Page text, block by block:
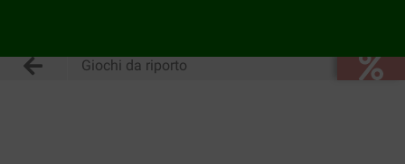
Giochi da riporto